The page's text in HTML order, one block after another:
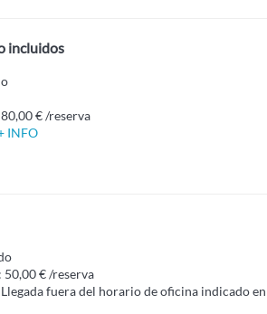
incluidos
€ /reserva
INFO
50,00 € /reserva
Llegada fuera del horario de oficina indicado en